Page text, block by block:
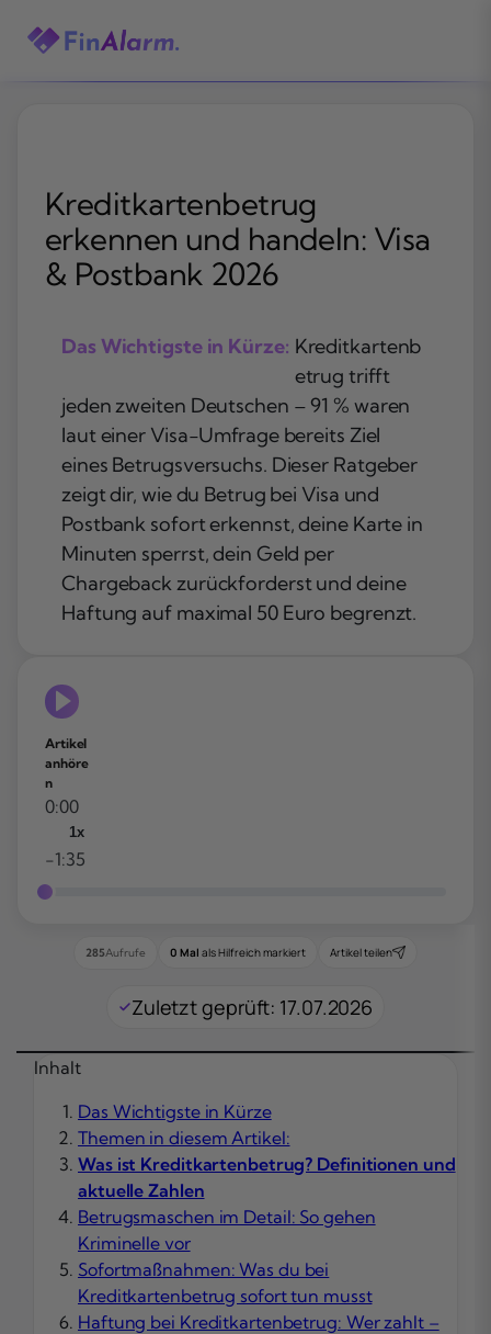
Inhalt
Kreditkartenbetrug
erkennen und handeln: Visa
& Postbank 2026
Das Wichtigste in Kürze: Kreditkartenb
etrug trifft
jeden zweiten Deutschen – 91 % waren
laut einer Visa-Umfrage bereits Ziel
eines Betrugsversuchs. Dieser Ratgeber
zeigt dir, wie du Betrug bei Visa und
Postbank sofort erkennst, deine Karte in
Minuten sperrst, dein Geld per
Chargeback zurückforderst und deine
Haftung auf maximal 50 Euro begrenzt.
Artikel
anhöre
n
0:00
1x
-1:35
285Aufrufe 0 Mal als Hilfreich markiert Artikel teilen
Zuletzt geprüft: 17.07.2026
Inhalt
Das Wichtigste in Kürze
Themen in diesem Artikel:
Was ist Kreditkartenbetrug? Definitionen und
aktuelle Zahlen
Betrugsmaschen im Detail: So gehen
Kriminelle vor
Sofortmaßnahmen: Was du bei
Kreditkartenbetrug sofort tun musst
Haftung bei Kreditkartenbetrug: Wer zahlt –